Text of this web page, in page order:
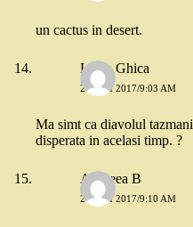
un cactus in desert.
Luiza Ghica
26 MAI 2017/9:03 AM
Ma simt ca diavolul
disperata in acelasi timp. ?
Andreea B
26 MAI 2017/9:10 AM